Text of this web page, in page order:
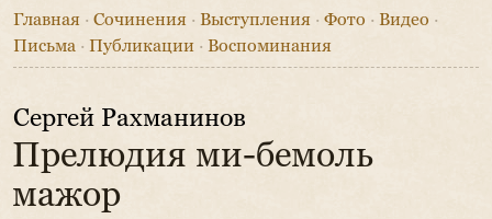
Главная · Сочинения · Выступления · Фото · Видео ·
Письма · Публикации · Воспоминания
Сергей Рахманинов
Прелюдия ми-бемоль
мажор